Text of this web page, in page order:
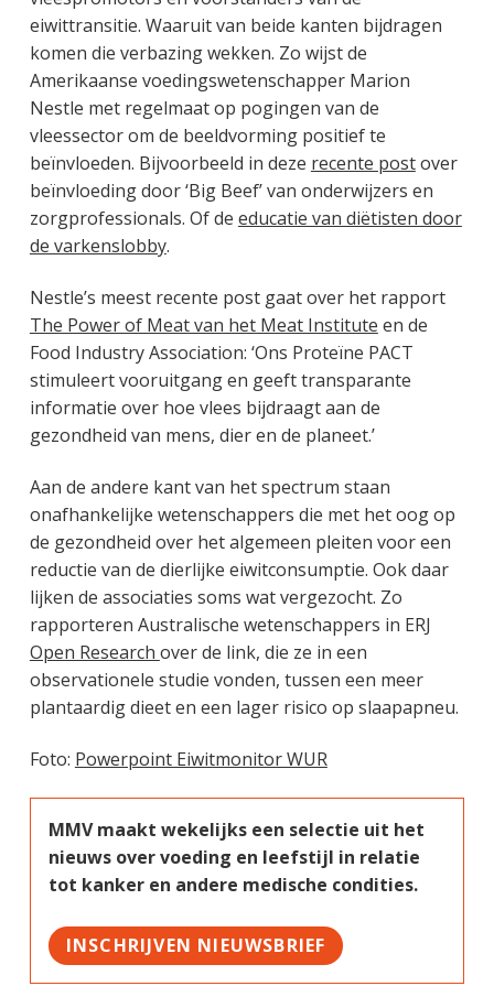
eiwittransitie. Waaruit van beide kanten bijdragen
komen die verbazing wekken. Zo wijst de
Amerikaanse voedingswetenschapper Marion
Nestle met regelmaat op pogingen van de
vleessector om de beeldvorming positief te
beïnvloeden. Bijvoorbeeld in deze recente postover
beïnvloeding door ‘Big Beef’ van onderwijzers en
zorgprofessionals. Of de educatie van diëtisten door
de varkenslobby.
Nestle’s meest recente post gaat over het rapport
The Power of Meat van het Meat Institute en de
Food Industry Association: ‘Ons Proteïne PACT
stimuleert vooruitgang en geeft transparante
informatie over hoe vlees bijdraagt aan de
gezondheid van mens, dier en de planeet.’
Aan de andere kant van het spectrum staan
onafhankelijke wetenschappers die met het oog op
de gezondheid over het algemeen pleiten voor een
reductie van de dierlijke eiwitconsumptie. Ook daar
lijken de associaties soms wat vergezocht. Zo
rapporteren Australische wetenschappers in ERJ
Open Research over de link, die ze in een
observationele studie vonden, tussen een meer
plantaardig dieet en een lager risico op slaapapneu.
Foto: Powerpoint Eiwitmonitor WUR
MMV maakt wekelijks een selectie uit het
nieuws over voeding en leefstijl in relatie
tot kanker en andere medische condities.
INSCHRIJVEN NIEUWSBRIEF